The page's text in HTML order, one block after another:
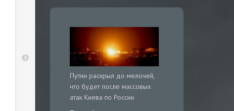
Путин раскрыл до мелочей,
что будет после массовых
атак Киева по России